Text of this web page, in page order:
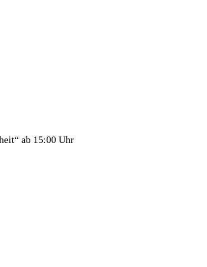
ab 15:00 Uhr